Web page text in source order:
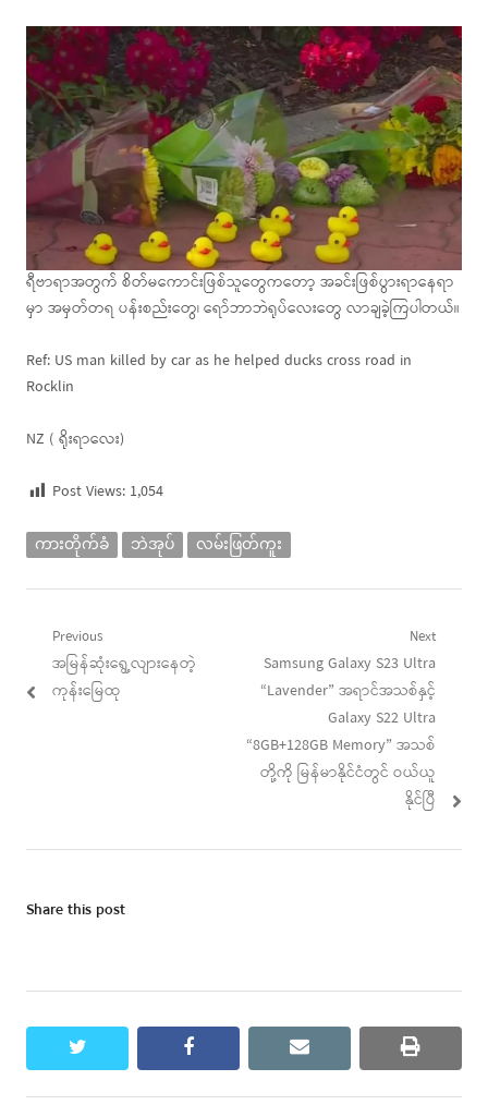
ရီဗာရာအတွက် စိတ်မကောင်းဖြစ်သူတွေကတော့ အခင်းဖြစ်ပွားရာနေရာ
မှာ အမှတ်တရ ပန်းစည်းတွေ၊ ရော်ဘာဘဲရုပ်လေးတွေ လာချခဲ့ကြပါတယ်။
Ref: US man killed by car as he helped ducks cross road in
Rocklin
NZ ( ရိုးရာလေး)
Post Views: 1,054
ကားတိုက်ခံ ဘဲအုပ် လမ်းဖြတ်ကူး
Post
navigation
Previous
Previous
post:
အမြန်ဆုံးရွေ့လျားနေတဲ့
ကုန်းမြေထု
Next
Next
post:
Samsung Galaxy S23 Ultra
“Lavender” အရာင်အသစ်နှင့်
Galaxy S22 Ultra
“8GB+128GB Memory” အသစ်
တို့ကို မြန်မာနိုင်ငံတွင် ဝယ်ယူ
နိုင်ပြီ
Share this post
twitter facebook email print